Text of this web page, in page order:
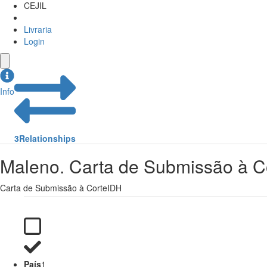
CEJIL
Livraria
Login
Info
3Relationships
Maleno. Carta de Submissão à
Carta de Submissão à CorteIDH
País1